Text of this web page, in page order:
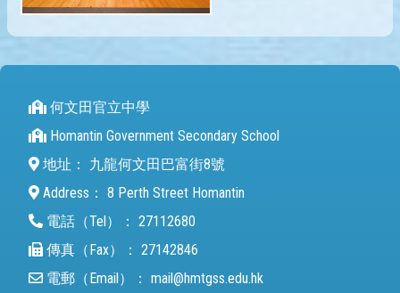
何文田官立中學
Homantin Government Secondary School
地址：
九龍何文田巴富街8號
Address： 8 Perth Street Homantin
電話（Tel）： 27112680
傳真（Fax）： 27142846
電郵（Email）： mail@hmtgss.edu.hk